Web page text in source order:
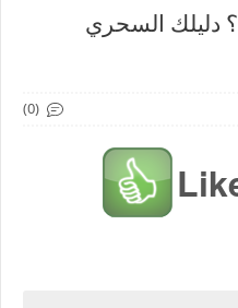
دليلك السحري
(0)